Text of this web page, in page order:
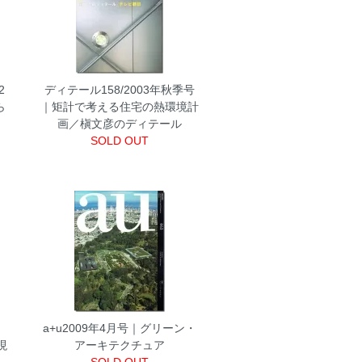
ディテール158/2003年秋季号
｜矩計で考える住宅の熱環境計
画／槇文彦のディテール
SOLD OUT
a+u2009年4月号｜グリーン・
アーキテクチュア